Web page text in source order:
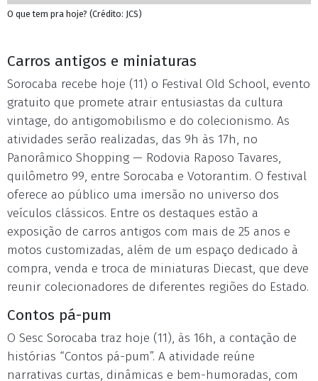
O que tem pra hoje? (Crédito: JCS)
Carros antigos e miniaturas
Sorocaba recebe hoje (11) o Festival Old School, evento
gratuito que promete atrair entusiastas da cultura
vintage, do antigomobilismo e do colecionismo. As
atividades serão realizadas, das 9h às 17h, no
Panorâmico Shopping — Rodovia Raposo Tavares,
quilômetro 99, entre Sorocaba e Votorantim. O festival
oferece ao público uma imersão no universo dos
veículos clássicos. Entre os destaques estão a
exposição de carros antigos com mais de 25 anos e
motos customizadas, além de um espaço dedicado à
compra, venda e troca de miniaturas Diecast, que deve
reunir colecionadores de diferentes regiões do Estado.
Contos pá-pum
O Sesc Sorocaba traz hoje (11), às 16h, a contação de
histórias “Contos pá-pum”. A atividade reúne
narrativas curtas, dinâmicas e bem-humoradas, com